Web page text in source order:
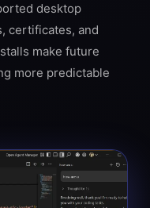
desktop
certificates, and
make future
more predictable